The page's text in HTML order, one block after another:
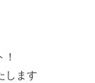
します